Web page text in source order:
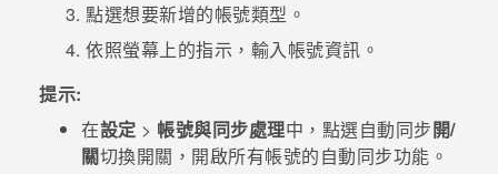
點選想要新增的帳號類型。
依照螢幕上的指示，輸入帳號資訊。
提示:
在設定 > 帳號與同步處理中，點選自動同步開/
關切換開關，開啟所有帳號的自動同步功能。